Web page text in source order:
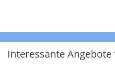
Interessante Angebote